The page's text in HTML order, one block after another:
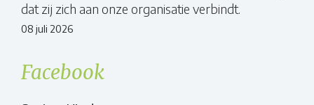
dat zij zich aan onze organisatie verbindt.
08 juli 2026
Facebook